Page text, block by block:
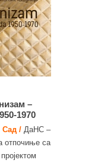
–
Сад / ДаНС –
отпочиње са